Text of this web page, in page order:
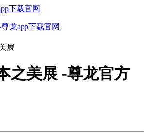
下载官网
龙app下载官网
展
之美展 -尊龙官方